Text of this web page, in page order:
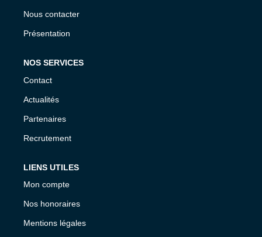
Nous contacter
Présentation
NOS SERVICES
Contact
Actualités
Partenaires
Recrutement
LIENS UTILES
Mon compte
Nos honoraires
Mentions légales